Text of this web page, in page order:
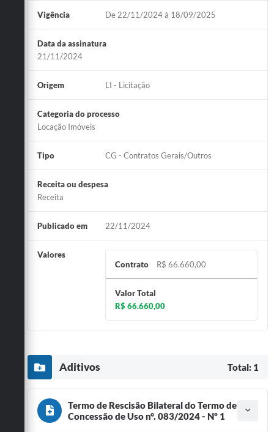
Vigência De 22/11/2024 à 18/09/2025
Data da assinatura
21/11/2024
Origem LI - Licitação
Categoria do processo
Locação Imóveis
Tipo CG - Contratos Gerais/Outros
Receita ou despesa
Receita
Publicado em 22/11/2024
Valores
Contrato
R$ 66.660,00
Valor Total
R$ 66.660,00
Aditivos Total: 1
Termo de Rescisão Bilateral do Termo de
Concessão de Uso n°. 083/2024 - Nº 1
Tipo do termo: Termo de Rescisão